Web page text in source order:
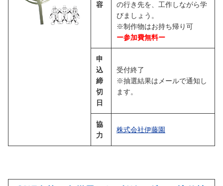
容
の行き先を、工作しながら学
びましょう。
※制作物はお持ち帰り可
ー参加費無料ー
申
込
締
切
日
受付終了
※抽選結果はメールで通知し
ます。
協
力
株式会社伊藤園